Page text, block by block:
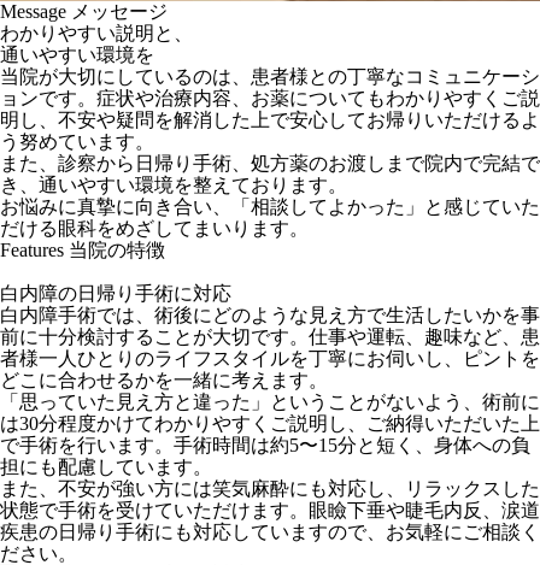
Message メッセージ
わかりやすい説明と、
通いやすい環境を
当院が大切にしているのは、患者様との丁寧なコミュニケーシ
ョンです。症状や治療内容、お薬についてもわかりやすくご説
明し、不安や疑問を解消した上で安心してお帰りいただけるよ
う努めています。
また、診察から日帰り手術、処方薬のお渡しまで院内で完結で
き、通いやすい環境を整えております。
お悩みに真摯に向き合い、「相談してよかった」と感じていた
だける眼科をめざしてまいります。
Features 当院の特徴
白内障の日帰り手術に対応
白内障手術では、術後にどのような見え方で生活したいかを事
前に十分検討することが大切です。仕事や運転、趣味など、患
者様一人ひとりのライフスタイルを丁寧にお伺いし、ピントを
どこに合わせるかを一緒に考えます。
「思っていた見え方と違った」ということがないよう、術前に
は30分程度かけてわかりやすくご説明し、ご納得いただいた上
で手術を行います。手術時間は約5〜15分と短く、身体への負
担にも配慮しています。
また、不安が強い方には笑気麻酔にも対応し、リラックスした
状態で手術を受けていただけます。眼瞼下垂や睫毛内反、涙道
疾患の日帰り手術にも対応していますので、お気軽にご相談く
ださい。